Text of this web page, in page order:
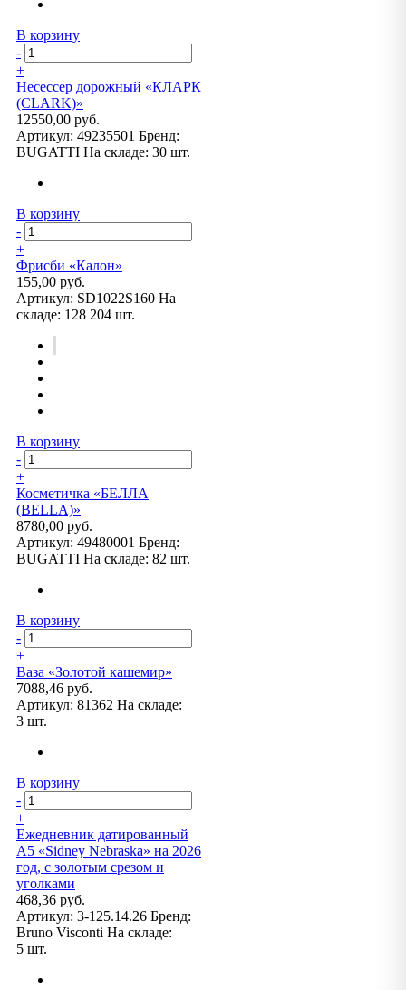
В корзину
-
+
Несессер дорожный «КЛАРК
(CLARK)»
12550,00 руб.
Артикул: 49235501 Бренд:
BUGATTI На складе: 30 шт.
В корзину
-
+
Фрисби «Калон»
155,00 руб.
Артикул: SD1022S160 На
складе: 128 204 шт.
В корзину
-
+
Косметичка «БЕЛЛА
(BELLA)»
8780,00 руб.
Артикул: 49480001 Бренд:
BUGATTI На складе: 82 шт.
В корзину
-
+
Ваза «Золотой кашемир»
7088,46 руб.
Артикул: 81362 На складе:
3 шт.
В корзину
-
+
Ежедневник датированный
А5 «Sidney Nebraska» на 2026
год, с золотым срезом и
уголками
468,36 руб.
Артикул: 3-125.14.26 Бренд:
Bruno Visconti На складе:
5 шт.